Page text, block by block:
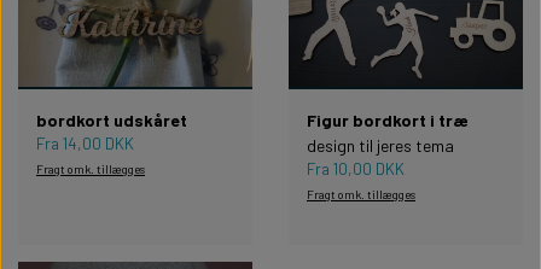
bordkort udskåret
Fra 14,00 DKK
Fragt omk. tillægges
Figur bordkort i træ
design til jeres tema
Fra 10,00 DKK
Fragt omk. tillægges